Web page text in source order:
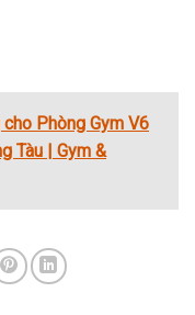
Phòng Gym V6
Tàu | Gym &